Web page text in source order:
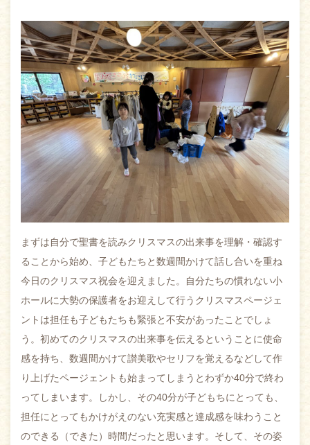
まずは自分で聖書を読みクリスマスの出来事を理解・確認す
ることから始め、子どもたちと数週間かけて話し合いを重ね
今日のクリスマス祝会を迎えました。自分たちの慣れない小
ホールに大勢の保護者をお迎えして行うクリスマスページェ
ントは担任も子どもたちも緊張と不安があったことでしょ
う。初めてのクリスマスの出来事を伝えるということに使命
感を持ち、数週間かけて讃美歌やセリフを覚えるなどして作
り上げたページェントも始まってしまうとわずか40分で終わ
ってしまいます。しかし、その40分が子どもちにとっても、
担任にとってもかけがえのない充実感と達成感を味わうこと
のできる（できた）時間だったと思います。そして、その姿